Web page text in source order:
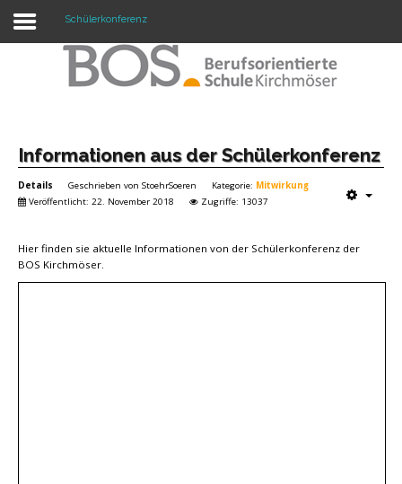
Warning: "continue" targeting switch is equivalent
Home
Profil
Unterricht
Schülerkonferenz
Informationen aus der Schülerkonferenz
Details Geschrieben von StoehrSoeren Kategorie: Mitwirkung
Veröffentlicht: 22. November 2018
Zugriffe: 13037
Hier finden sie aktuelle Informationen von der Schülerkonferenz der
BOS Kirchmöser.